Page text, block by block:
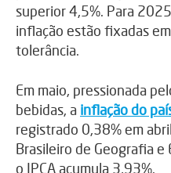
superior 4,5%. Para
inflação estão fixadas
tolerância.
Em maio, pressionada
bebidas, a inflação do
registrado 0,38% em
Brasileiro de Geografia
o IPCA acumula 3,93%.